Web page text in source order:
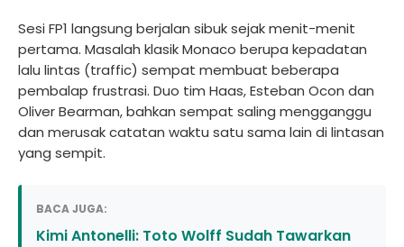
Sesi FP1 langsung berjalan sibuk sejak menit-menit
pertama. Masalah klasik Monaco berupa kepadatan
lalu lintas (traffic) sempat membuat beberapa
pembalap frustrasi. Duo tim Haas, Esteban Ocon dan
Oliver Bearman, bahkan sempat saling mengganggu
dan merusak catatan waktu satu sama lain di lintasan
yang sempit.
BACA JUGA:
Kimi Antonelli: Toto Wolff Sudah Tawarkan